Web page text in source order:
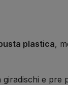
plastica,
giradischi e